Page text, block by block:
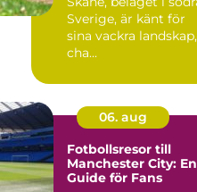
Sverige, är känt för
sina vackra landskap,
cha...
06. aug
Fotbollsresor till
Manchester City: En
Guide för Fans